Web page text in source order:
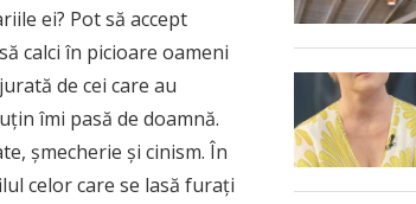
ei? Pot să accept
calci în picioare oameni
de cei care au
îmi pasă de doamnă.
șmecherie și cinism. În
celor care se lasă furați